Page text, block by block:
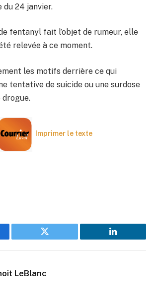
du 24 janvier.
fentanyl fait l’objet de rumeur, elle
relevée à ce moment.
les motifs derrière ce qui
tentative de suicide ou une surdose
Imprimer le texte
Twitter LinkedIn
LeBlanc